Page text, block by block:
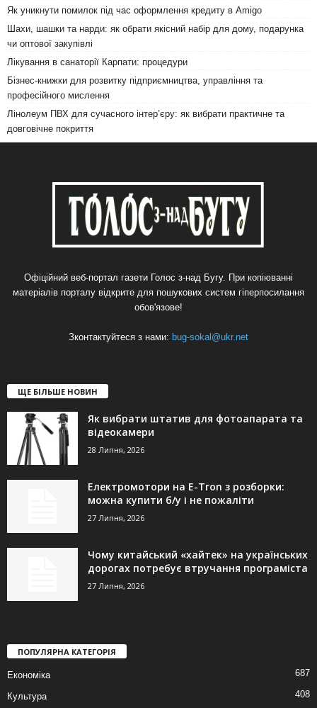
Як уникнути помилок під час оформлення кредиту в Amigo
Шахи, шашки та нарди: як обрати якісний набір для дому, подарунка
чи оптової закупівлі
Лікування в санаторії Карпати: процедури
Бізнес-книжки для розвитку підприємництва, управління та
професійного мислення
Лінолеум ПВХ для сучасного інтер’єру: як вибрати практичне та
довговічне покриття
Офіційний веб-портал газети Голос з-над Бугу. При копіюванні
матеріалів порталу відкрите для пошукових систем гіперпосилання
обов'язове!
Зконтактуйтеся з нами: bug-sokal@ukr.net
ЩЕ БІЛЬШЕ НОВИН
Як вибрати штатив для фотоапарата та
відеокамери
28 Липня, 2026
Електромотори на E-Tron з розборки:
можна купити б/у і не пожаліти
27 Липня, 2026
Чому китайський «хайтек» на українських
дорогах потребує втручання програміста
27 Липня, 2026
ПОПУЛЯРНА КАТЕГОРІЯ
Економіка 687
Культура 408